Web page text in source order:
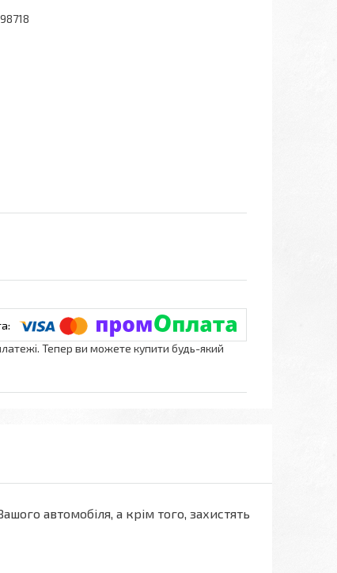
98718
Тепер ви можете купити будь-який
автомобіля, а крім того, захистять